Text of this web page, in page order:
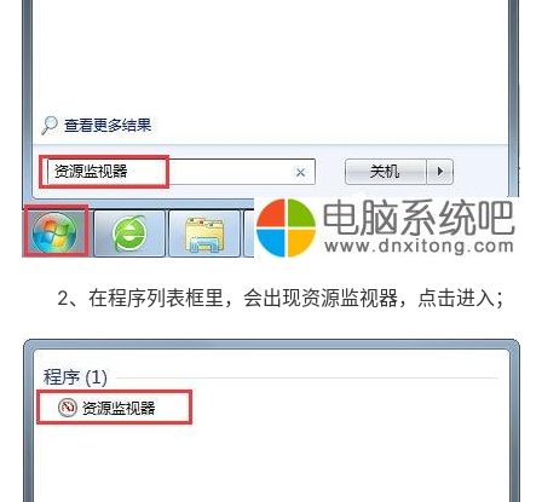
2、在程序列表框里，会出现资源监视器，点击进入；